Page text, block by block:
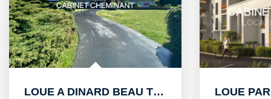
LOUE A DINARD BEAU T1bis DE 25m2 AU PORT BLANC